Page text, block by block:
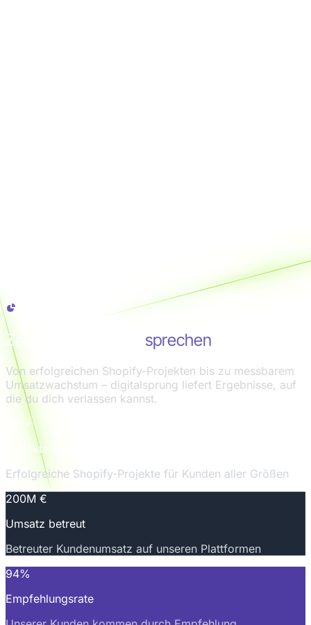
Zahlen, die für sich sprechen
Von erfolgreichen Shopify-Projekten bis zu messbarem
Umsatzwachstum – digitalsprung liefert Ergebnisse, auf
die du dich verlassen kannst.
100+
Projekte umgesetzt
Erfolgreiche Shopify-Projekte für Kunden aller Größen
200M €
Umsatz betreut
Betreuter Kundenumsatz auf unseren Plattformen
94%
Empfehlungsrate